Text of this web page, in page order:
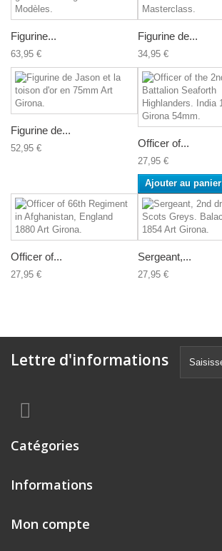
Figurine...
63,95 €
Figurine de...
34,95 €
Figurine de...
52,95 € Officer of...
27,95 €
Ajouter au panier
Officer of...
27,95 €
Sergeant,...
27,95 €
Lettre d'informations
Catégories
Informations
Mon compte